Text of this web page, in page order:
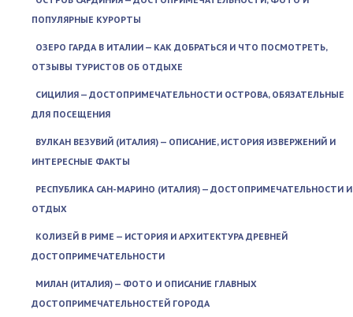
ПОПУЛЯРНЫЕ КУРОРТЫ
ОЗЕРО ГАРДА В ИТАЛИИ — КАК ДОБРАТЬСЯ И ЧТО ПОСМОТРЕТЬ,
ОТЗЫВЫ ТУРИСТОВ ОБ ОТДЫХЕ
СИЦИЛИЯ — ДОСТОПРИМЕЧАТЕЛЬНОСТИ ОСТРОВА, ОБЯЗАТЕЛЬНЫЕ
ДЛЯ ПОСЕЩЕНИЯ
ВУЛКАН ВЕЗУВИЙ (ИТАЛИЯ) — ОПИСАНИЕ, ИСТОРИЯ ИЗВЕРЖЕНИЙ И
ИНТЕРЕСНЫЕ ФАКТЫ
РЕСПУБЛИКА САН-МАРИНО (ИТАЛИЯ) — ДОСТОПРИМЕЧАТЕЛЬНОСТИ И
ОТДЫХ
КОЛИЗЕЙ В РИМЕ — ИСТОРИЯ И АРХИТЕКТУРА ДРЕВНЕЙ
ДОСТОПРИМЕЧАТЕЛЬНОСТИ
МИЛАН (ИТАЛИЯ) — ФОТО И ОПИСАНИЕ ГЛАВНЫХ
ДОСТОПРИМЕЧАТЕЛЬНОСТЕЙ ГОРОДА